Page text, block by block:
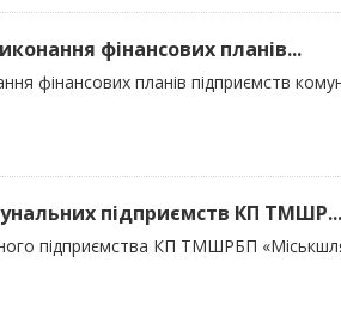
фінансових планів...
фінансових планів підприємств
підприємств КП ТМШР...
підприємства КП ТМШРБП